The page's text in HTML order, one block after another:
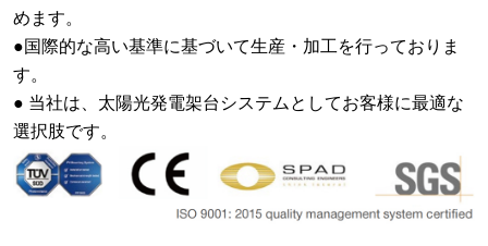
めます。
●国際的な高い基準に基づいて生産・加工を行っておりま
す。
● 当社は、太陽光発電架台システムとしてお客様に最適な
選択肢です。